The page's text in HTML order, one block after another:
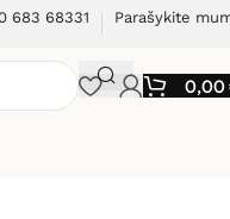
683 68331 Parašykite
0,00